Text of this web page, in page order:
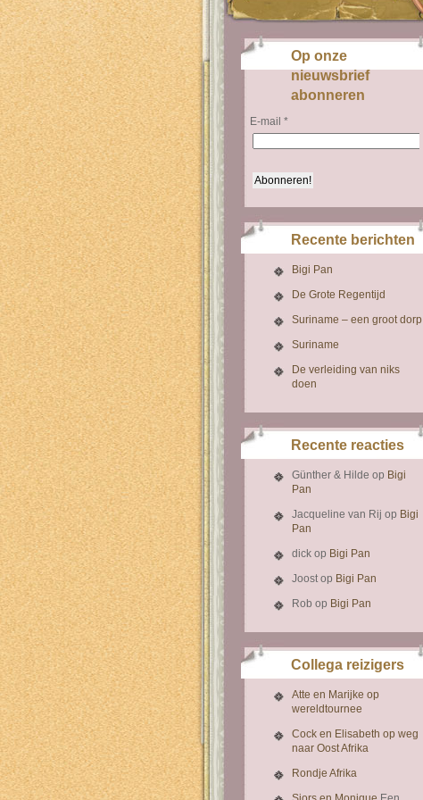
Op onze
nieuwsbrief
abonneren
E-mail *
Recente berichten
Bigi Pan
De Grote Regentijd
Suriname – een groot dorp
Suriname
De verleiding van niks
doen
Recente reacties
Günther & Hilde op Bigi
Pan
Jacqueline van Rij op Bigi
Pan
dick op Bigi Pan
Joostop Bigi Pan
Rob op Bigi Pan
Collega reizigers
Atte en Marijke op
wereldtournee
Cock en Elisabeth op weg
naar Oost Afrika
Rondje Afrika